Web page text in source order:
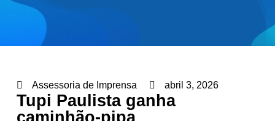
Assessoria de Imprensa abril 3, 2026
Tupi Paulista ganha
caminhão-pipa